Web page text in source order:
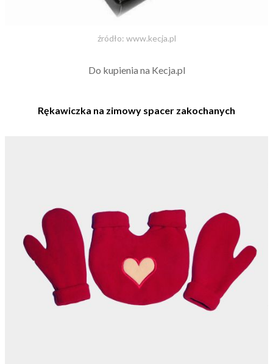
źródło: www.kecja.pl
Do kupienia na Kecja.pl
Rękawiczka na zimowy spacer zakochanych